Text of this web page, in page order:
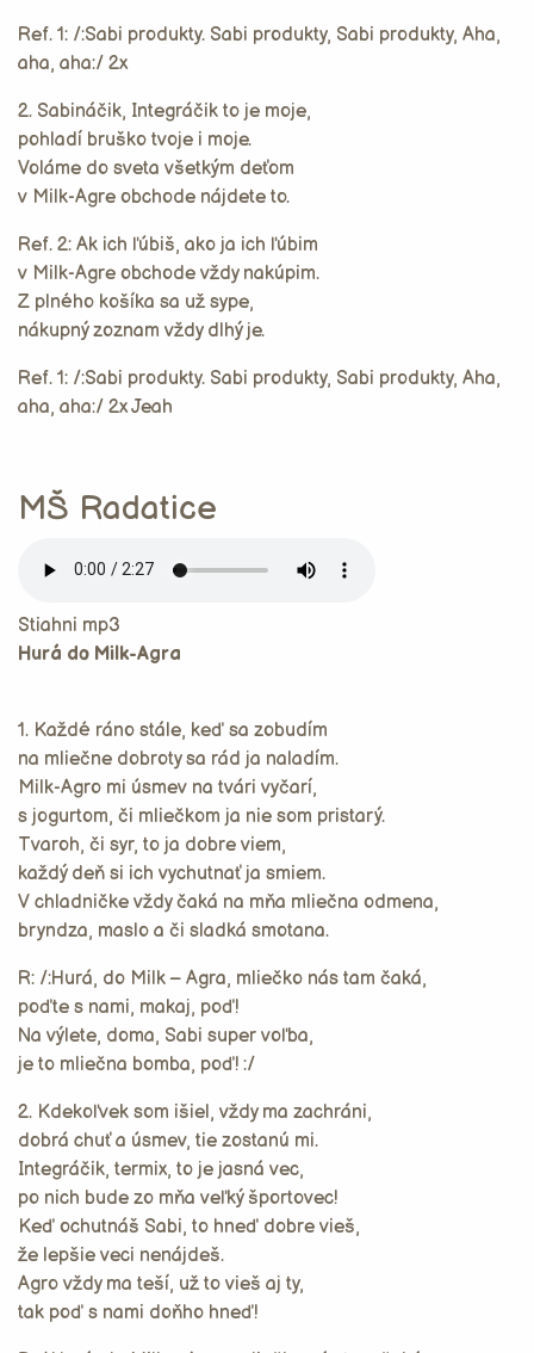
Ref. 1: /:Sabi produkty. Sabi produkty, Sabi produkty, Aha,
aha, aha:/ 2x
2. Sabináčik, Integráčik to je moje,
pohladí bruško tvoje i moje.
Voláme do sveta všetkým deťom
v Milk-Agre obchode nájdete to.
Ref. 2: Ak ich ľúbiš, ako ja ich ľúbim
v Milk-Agre obchode vždy nakúpim.
Z plného košíka sa už sype,
nákupný zoznam vždy dlhý je.
Ref. 1: /:Sabi produkty. Sabi produkty, Sabi produkty, Aha,
aha, aha:/ 2x Jeah
MŠ Radatice
Stiahni mp3
Hurá do Milk-Agra
1. Každé ráno stále, keď sa zobudím
na mliečne dobroty sa rád ja naladím.
Milk-Agro mi úsmev na tvári vyčarí,
s jogurtom, či mliečkom ja nie som pristarý.
Tvaroh, či syr, to ja dobre viem,
každý deň si ich vychutnať ja smiem.
V chladničke vždy čaká na mňa mliečna odmena,
bryndza, maslo a či sladká smotana.
R: /:Hurá, do Milk – Agra, mliečko nás tam čaká,
poďte s nami, makaj, poď!
Na výlete, doma, Sabi super voľba,
je to mliečna bomba, poď! :/
2. Kdekoľvek som išiel, vždy ma zachráni,
dobrá chuť a úsmev, tie zostanú mi.
Integráčik, termix, to je jasná vec,
po nich bude zo mňa veľký športovec!
Keď ochutnáš Sabi, to hneď dobre vieš,
že lepšie veci nenájdeš.
Agro vždy ma teší, už to vieš aj ty,
tak poď s nami doňho hneď!